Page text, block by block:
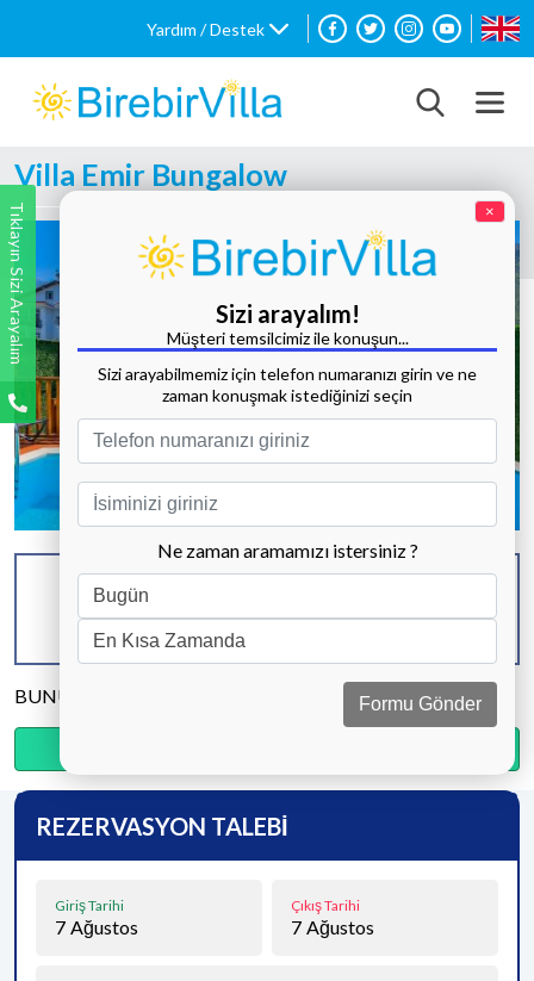
Yardım / Destek
Villa Emir Bungalow
Tüm Fotoğrafları Göster
KAPASİTE
4 KİŞİ
BANYO & WC
1 ADET
YATAK ODASI
BUNU PAYLAŞ
REZERVASYON TALEBİ
Giriş Tarihi
7 Ağustos
Çıkış Tarihi
7 Ağustos
Tıklayın Sizi Arayalım ×
Sizi arayalım!
Müşteri temsilcimiz ile konuşun...
Sizi arayabilmemiz için telefon numaranızı girin ve ne
zaman konuşmak istediğinizi seçin
Ne zaman aramamızı istersiniz ?
Formu Gönder